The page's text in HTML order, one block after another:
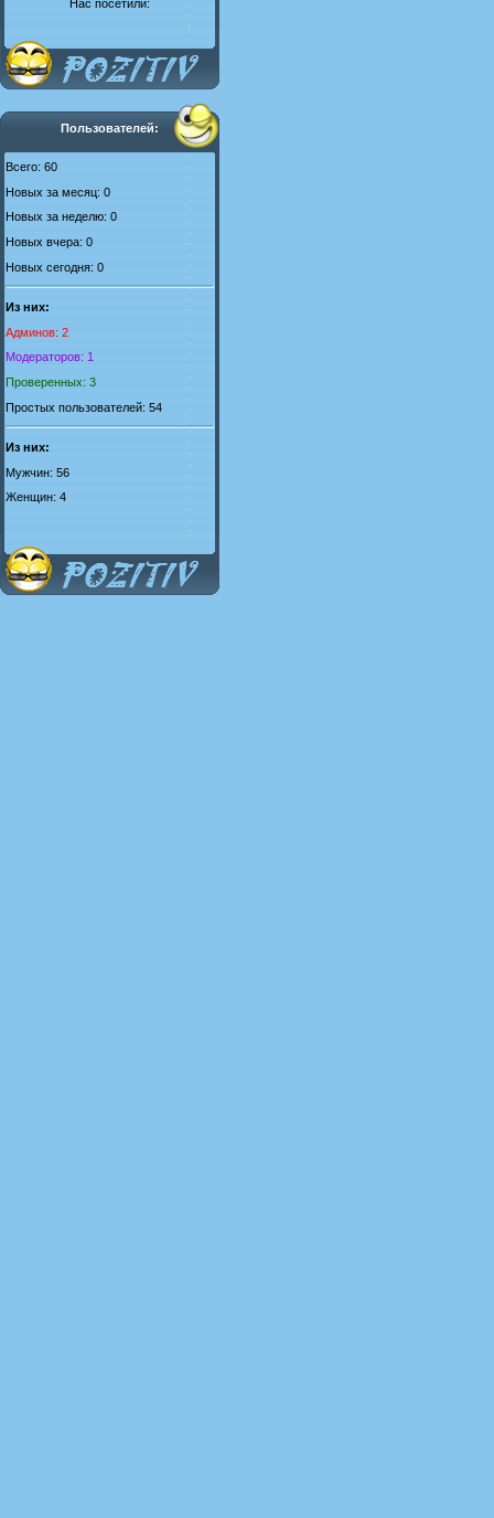
Нас посетили:
Пользователей:
Всего: 60
Новых за месяц: 0
Новых за неделю: 0
Новых вчера: 0
Новых сегодня: 0
Из них:
Админов: 2
Модераторов: 1
Проверенных: 3
Простых пользователей: 54
Из них:
Мужчин: 56
Женщин: 4